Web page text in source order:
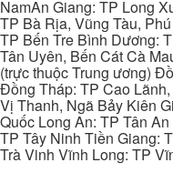
NamAn Giang: TP Long
TP Bà Rịa, Vũng Tàu,
TP Bến Tre Bình Dương:
Tân Uyên, Bến Cát Cà
(trực thuộc Trung ương)
Đồng Tháp: TP Cao
Vị Thanh, Ngã Bảy Kiên
Quốc Long An: TP Tân
TP Tây Ninh Tiền Giang:
Trà Vinh Vĩnh Long: TP